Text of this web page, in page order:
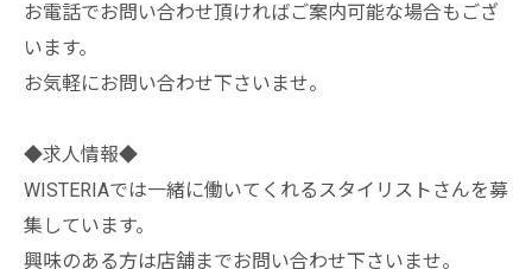
お電話でお問い合わせ頂ければご案内可能な場合もござ
います。
お気軽にお問い合わせ下さいませ。
◆求人情報◆
WISTERIAでは一緒に働いてくれるスタイリストさんを募
集しています。
興味のある方は店舗までお問い合わせ下さいませ。